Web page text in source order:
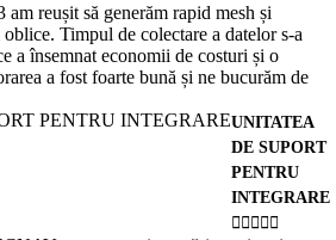
reușit să generăm rapid mesh și
Timpul de colectare a datelor s-a
a însemnat economii de costuri și o
a fost foarte bună și ne bucurăm de
UNITATEA
DE SUPORT
PENTRU
INTEGRARE
